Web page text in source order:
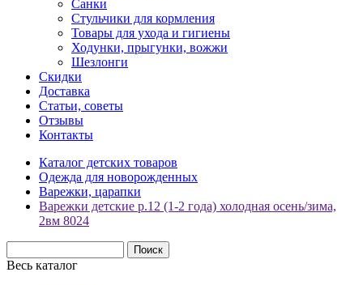
Санки
Стульчики для кормления
Товары для ухода и гигиены
Ходунки, прыгунки, вожжи
Шезлонги
Скидки
Доставка
Статьи, советы
Отзывы
Контакты
Каталог детских товаров
Одежда для новорожденных
Варежки, царапки
Варежки детские р.12 (1-2 года) холодная осень/зима,
2вм 8024
Весь каталог